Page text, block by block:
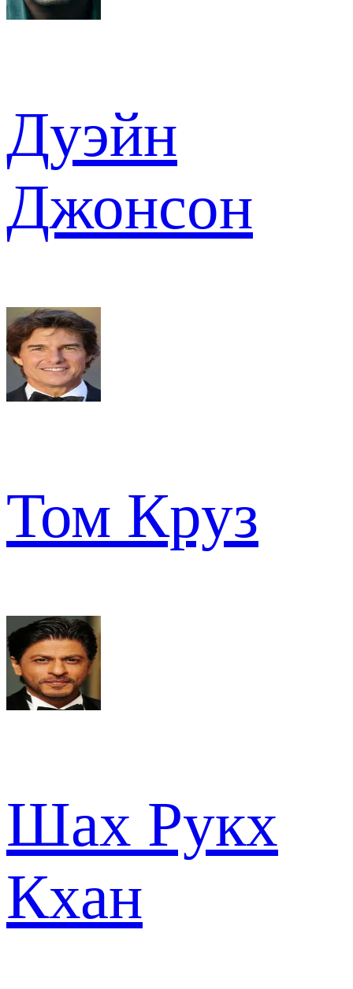
Дуэйн
Джонсон
Том Круз
Шах Рукх
Кхан